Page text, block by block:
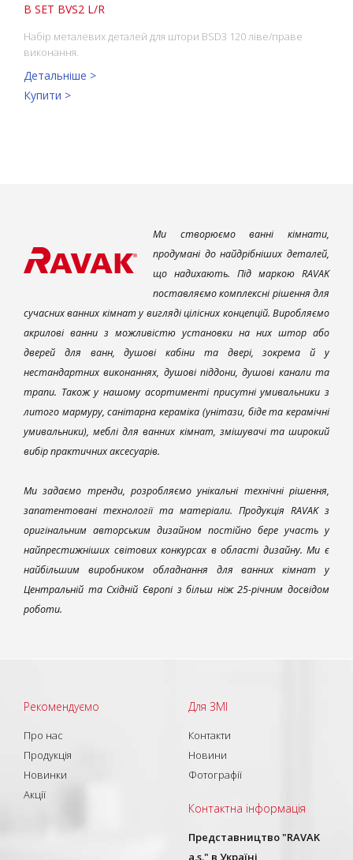
B SET BVS2 L/R
Набір металевих деталей для штори BSD3 120 ліве/праве
виконання.
Детальніше >
Купити >
Ми створюємо ванні кімнати,
продумані до найдрібніших деталей,
що надихають. Під маркою RAVAK
поставляємо комплексні рішення для
сучасних ванних кімнат у вигляді цілісних концепцій. Виробляємо
акрилові ванни з можливістю установки на них штор або
дверей для ванн, душові кабіни та двері, зокрема й у
нестандартних виконаннях, душові піддони, душові канали та
трапи. Також у нашому асортименті присутні умивальники з
литого мармуру, санітарна кераміка (унітази, біде та керамічні
умивальники), меблі для ванних кімнат, змішувачі та широкий
вибір практичних аксесуарів.
Ми задаємо тренди, розробляємо унікальні технічні рішення,
запатентовані технології та матеріали. Продукція RAVAK з
оригінальним авторським дизайном постійно бере участь у
найпрестижніших світових конкурсах в області дизайну. Ми є
найбільшим виробником обладнання для ванних кімнат у
Центральній та Східній Європі з більш ніж 25-річним досвідом
роботи.
Рекомендуємо
Про нас
Продукція
Новинки
Акції
Для ЗМІ
Контакти
Новини
Фотографії
Контактна інформація
Представництво "RAVAK
a.s." в Україні